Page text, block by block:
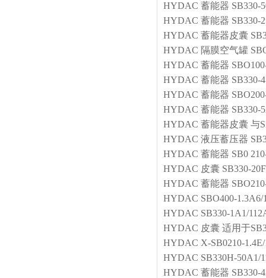
HYDAC 蓄能器 SB330-
HYDAC 蓄能器 SB330-
HYDAC 蓄能器皮囊
HYDAC 隔膜空气罐
HYDAC 蓄能器
HYDAC 蓄能器 SB330-
HYDAC 蓄能器
HYDAC 蓄能器 SB330-
HYDAC 蓄能器皮囊 与
HYDAC 液压蓄压器
HYDAC 蓄能器 SB0
HYDAC 皮囊 SB330-
HYDAC 蓄能器
HYDAC SBO400-
HYDAC SB330-1A1/
HYDAC 皮囊 适用于
HYDAC X-SB0210-
HYDAC SB330H-50A1/
HYDAC 蓄能器 SB330-